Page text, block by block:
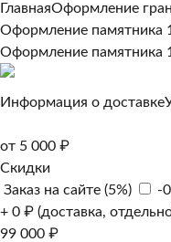
ГлавнаяОформление
Оформление памятника
Оформление памятника
Информация о доставке
от 5 000 ₽
Скидки
Заказ на сайте (5%)
-
+ 0 ₽ (доставка,
99 000 ₽